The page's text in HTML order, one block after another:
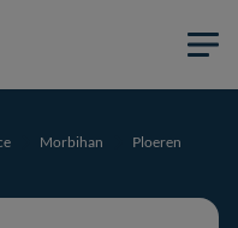
Morbihan
Ploeren